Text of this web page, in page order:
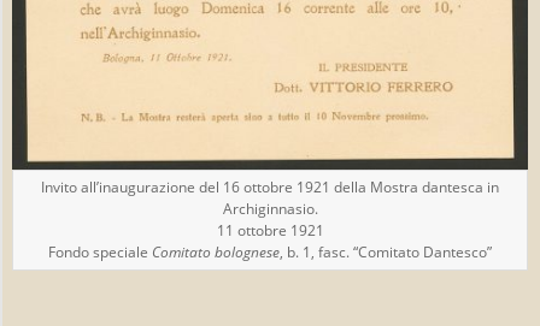
Invito all’inaugurazione del 16 ottobre 1921 della Mostra dantesca in
Archiginnasio.
11 ottobre 1921
Fondo speciale Comitato bolognese, b. 1, fasc. “Comitato Dantesco”